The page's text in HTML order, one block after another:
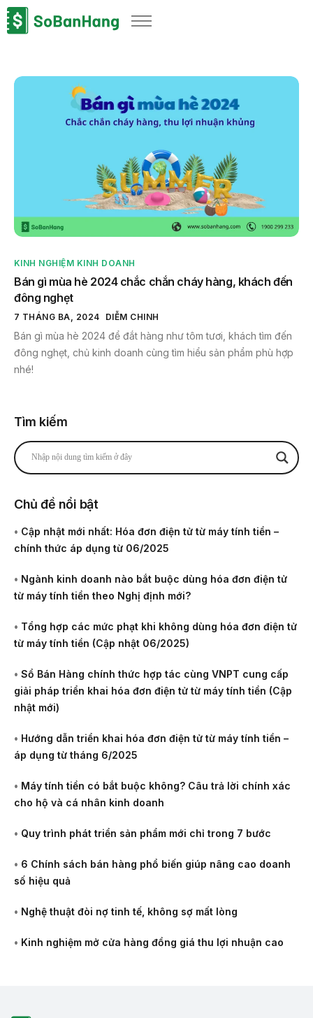
Sản phẩm
KINH NGHIỆM KINH DOANH
Bán gì mùa hè 2024 chắc chắn cháy hàng, khách đến
đông nghẹt
7 THÁNG BA, 2024 DIỄM CHINH
Bán gì mùa hè 2024 để đắt hàng như tôm tươi, khách tìm đến
đông nghẹt, chủ kinh doanh cùng tìm hiểu sản phẩm phù hợp
nhé!
Tìm kiếm
Chủ đề nổi bật
• Cập nhật mới nhất: Hóa đơn điện tử từ máy tính tiền –
chính thức áp dụng từ 06/2025
• Ngành kinh doanh nào bắt buộc dùng hóa đơn điện tử
từ máy tính tiền theo Nghị định mới?
• Tổng hợp các mức phạt khi không dùng hóa đơn điện tử
từ máy tính tiền (Cập nhật 06/2025)
• Sổ Bán Hàng chính thức hợp tác cùng VNPT cung cấp
giải pháp triển khai hóa đơn điện tử từ máy tính tiền (Cập
nhật mới)
• Hướng dẫn triển khai hóa đơn điện tử từ máy tính tiền –
áp dụng từ tháng 6/2025
• Máy tính tiền có bắt buộc không? Câu trả lời chính xác
cho hộ và cá nhân kinh doanh
• Quy trình phát triển sản phẩm mới chỉ trong 7 bước
• 6 Chính sách bán hàng phổ biến giúp nâng cao doanh
số hiệu quả
• Nghệ thuật đòi nợ tinh tế, không sợ mất lòng
• Kinh nghiệm mở cửa hàng đồng giá thu lợi nhuận cao